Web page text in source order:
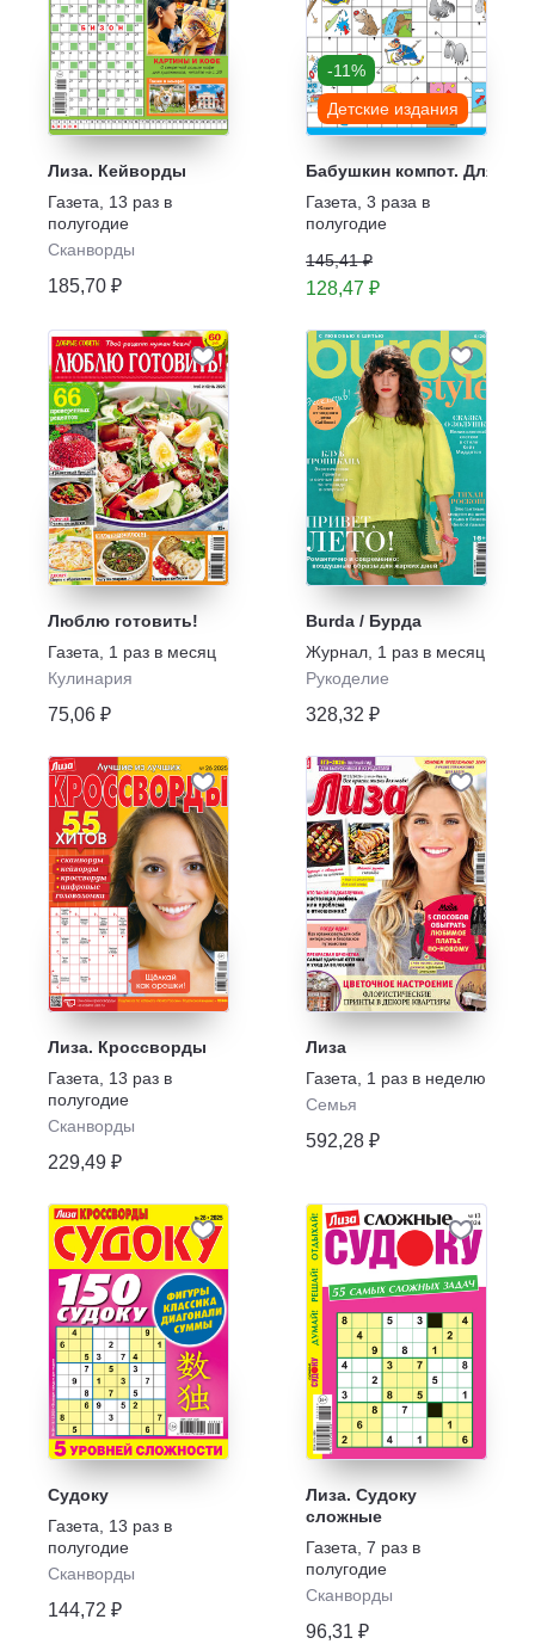
Лиза. Кейворды
Газета
13 раз в
полугодие
Сканворды
185,70 ₽
-11%
Детские издания
Бабушкин компот. Для
Газета 3 раза в
полугодие
145,41 ₽
128,47 ₽
Люблю готовить!
Газета
1 раз в месяц
Кулинария
75,06 ₽
Burda / Бурда
Журнал 1 раз в месяц
Рукоделие
328,32 ₽
Лиза. Кроссворды
Газета
13 раз в
полугодие
Сканворды
229,49 ₽
Лиза
Газета
1 раз в неделю
Семья
592,28 ₽
Судоку
Газета
13 раз в
полугодие
Сканворды
144,72 ₽
Лиза. Судоку
сложные
Газета 7 раз в
полугодие
Сканворды
96,31 ₽